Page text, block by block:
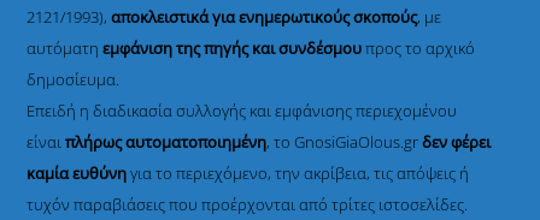
2121/1993), αποκλειστικά για ενημερωτικούς σκοπούς, με
αυτόματηεμφάνιση της πηγής και συνδέσμουπρος το αρχικό
δημοσίευμα.
Επειδή η διαδικασία συλλογής και εμφάνισης περιεχομένου
είναιπλήρως αυτοματοποιημένη, το GnosiGiaOlous.grδεν φέρει
καμία ευθύνηγια το περιεχόμενο, την ακρίβεια, τις απόψεις ή
τυχόν παραβιάσεις που προέρχονται από τρίτες ιστοσελίδες.